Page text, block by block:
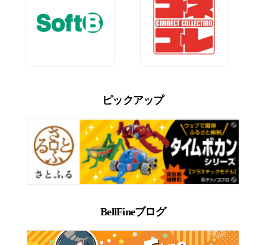
ピックアップ
BellFineブログ